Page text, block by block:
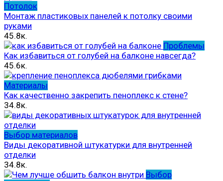
Потолок
Монтаж пластиковых панелей к потолку своими
руками
45.8к.
Проблемы
Как избавиться от голубей на балконе навсегда?
45.6к.
Материалы
Как качественно закрепить пеноплекс к стене?
34.8к.
Выбор материалов
Виды декоративной штукатурки для внутренней
отделки
34.8к.
Выбор